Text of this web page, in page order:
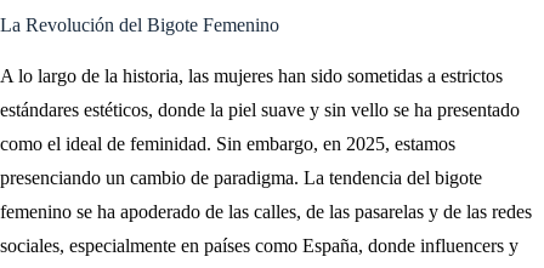
La Revolución del Bigote Femenino
A lo largo de la historia, las mujeres han sido sometidas a estrictos
estándares estéticos, donde la piel suave y sin vello se ha presentado
como el ideal de feminidad. Sin embargo, en 2025, estamos
presenciando un cambio de paradigma. La tendencia del bigote
femenino se ha apoderado de las calles, de las pasarelas y de las redes
sociales, especialmente en países como España, donde influencers y